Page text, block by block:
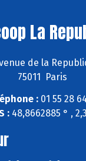
La
de la
75011 Paris
:01 55 28
: 48,8662885 ° ,